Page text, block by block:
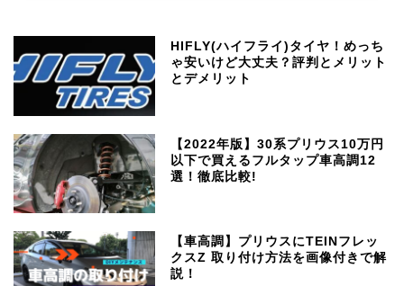
HIFLY(ハイフライ)タイヤ！めっち
ゃ安いけど大丈夫？評判とメリット
とデメリット
【2022年版】30系プリウス10万円
以下で買えるフルタップ車高調12
選！徹底比較!
【車高調】プリウスにTEINフレッ
クスZ 取り付け方法を画像付きで解
説！